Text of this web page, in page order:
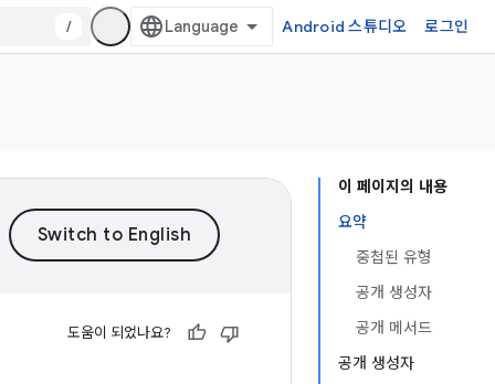
/ Android 스튜디오 로그인
이 페이지의 내용
요약
중첩된 유형
공개 생성자
공개 메서드
공개 생성자
도움이 되었나요?